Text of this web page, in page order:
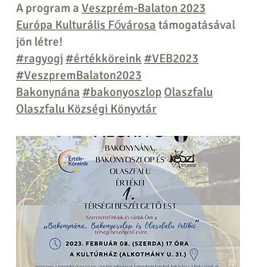
A program a Veszprém-Balaton 2023
Európa Kulturális Fővárosa támogatásával
jön létre!
#ragyogj #értékköreink #VEB2023
#VeszpremBalaton2023
Bakonynána #bakonyoszlopOlaszfalu
Olaszfalu Községi Könyvtár